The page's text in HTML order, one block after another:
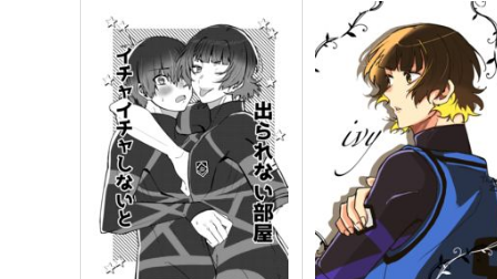
MIDNIGHT UTOPIA
Estrella
629円（税込）
蜂楽廻×潔世一
サンプル 作品詳細
イチャイチャしないと出られ
ない部屋
YNK
（税込）
蜂楽廻×潔世一
サンプル 作品詳細